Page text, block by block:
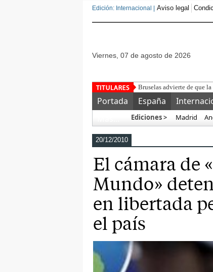
Edición: Internacional | Aviso legal
viernes, 07 de agosto de 2026
Bruselas advierte de que
Portada España
Ediciones > Madrid
20/12/2010
El cámara de
Mundo»
en libertada
el país